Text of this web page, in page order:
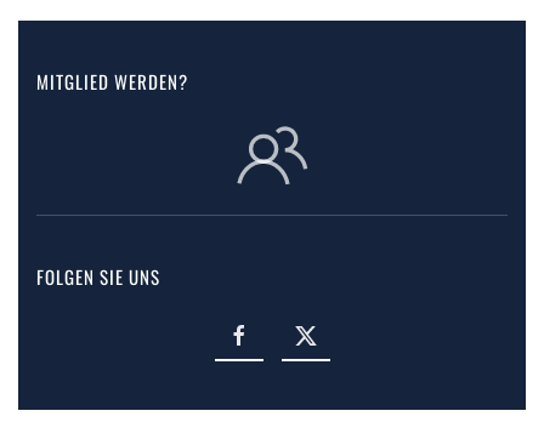
MITGLIED WERDEN?
FOLGEN SIE UNS